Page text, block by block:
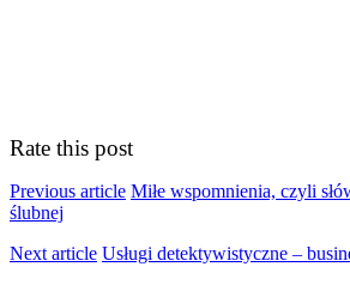
Rate this post
Previous article Miłe wspomnienia, czyli
ślubnej
Next article Usługi detektywistyczne –